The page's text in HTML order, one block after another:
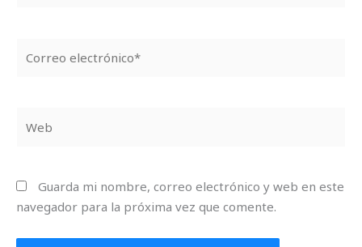
electrónico*
Guarda mi nombre, correo electrónico y web en este
navegador para la próxima vez que comente.